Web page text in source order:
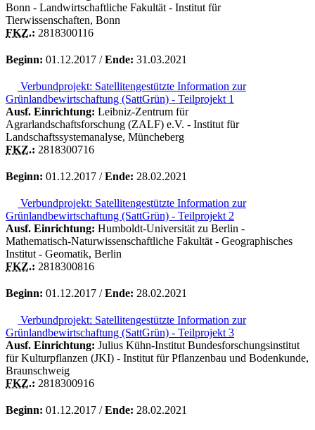
Bonn - Landwirtschaftliche Fakultät - Institut für
Tierwissenschaften, Bonn
FKZ.: 2818300116
Beginn: 01.12.2017 /Ende: 31.03.2021
Verbundprojekt: Satellitengestützte Information zur
Grünlandbewirtschaftung (SattGrün) - Teilprojekt 1
Ausf. Einrichtung: Leibniz-Zentrum für
Agrarlandschaftsforschung (ZALF) e.V. - Institut für
Landschaftssystemanalyse, Müncheberg
FKZ.: 2818300716
Beginn: 01.12.2017 /Ende: 28.02.2021
Verbundprojekt: Satellitengestützte Information zur
Grünlandbewirtschaftung (SattGrün) - Teilprojekt 2
Ausf. Einrichtung: Humboldt-Universität zu Berlin -
Mathematisch-Naturwissenschaftliche Fakultät - Geographisches
Institut - Geomatik, Berlin
FKZ.: 2818300816
Beginn: 01.12.2017 /Ende: 28.02.2021
Verbundprojekt: Satellitengestützte Information zur
Grünlandbewirtschaftung (SattGrün) - Teilprojekt 3
Ausf. Einrichtung: Julius Kühn-Institut Bundesforschungsinstitut
für Kulturpflanzen (JKI) - Institut für Pflanzenbau und Bodenkunde,
Braunschweig
FKZ.: 2818300916
Beginn: 01.12.2017 /Ende: 28.02.2021